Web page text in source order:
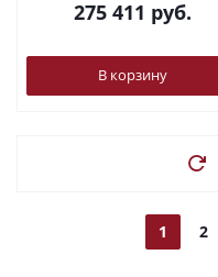
275 411 руб.
В корзину
1 2